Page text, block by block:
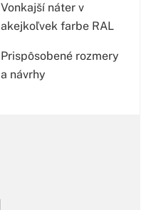
Vonkajší náter v
akejkoľvek farbe RAL
Prispôsobené rozmery
a návrhy